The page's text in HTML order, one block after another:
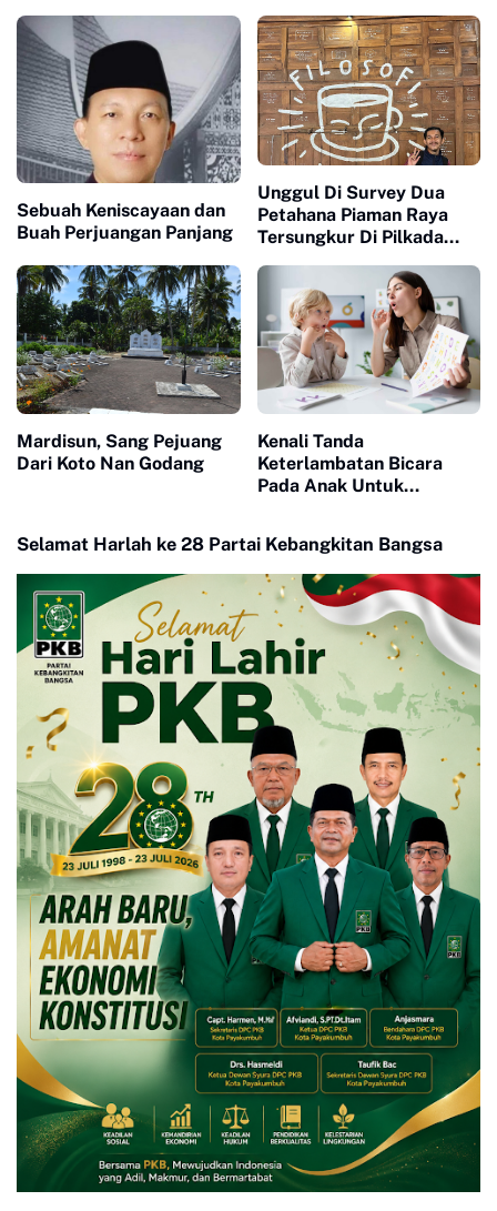
Luar
Sebuah Keniscayaan dan
Buah Perjuangan Panjang
Unggul Di Survey Dua
Petahana Piaman Raya
Tersungkur Di Pilkada
Mardisun, Sang Pejuang
Dari Koto Nan Godang
Kenali Tanda
Keterlambatan Bicara
Pada Anak Untuk
Selamat Harlah ke 28 Partai Kebangkitan Bangsa